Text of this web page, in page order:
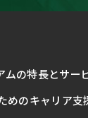
ムの特長とサー
めのキャリア支